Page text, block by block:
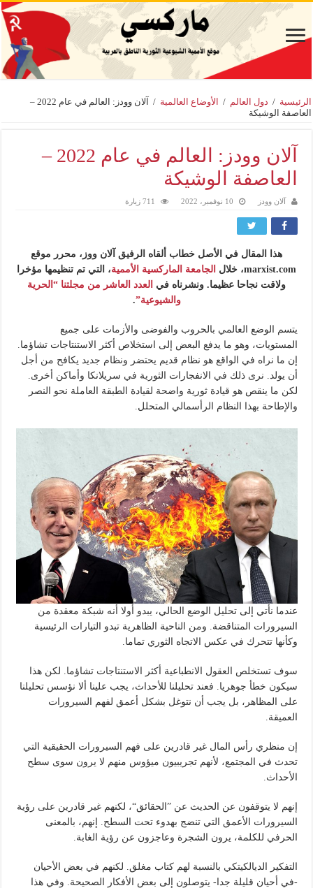
الرئيسية / دول العالم / الأوضاع العالمية /
آلان وودز: العالم في عام 2022 –
العاصفة الوشيكة
آلان وودز: العالم في عام 2022 –
العاصفة الوشيكة
آلان وودز 10 نوفمبر، 2022 711 زيارة
هذا المقال في الأصل خطاب ألقاه الرفيق آلان ووز، محرر موقع
marxist.com، خلال
الجامعة الماركسية الأممية، التي تم تنظيمها مؤخرا
ولاقت نجاحا عظيما. ونشرناه في العدد العاشر من مجلتنا “الحرية
والشيوعية”.
يتسم الوضع العالمي بالحروب والفوضى والأزمات على جميع
المستويات، وهو ما يدفع البعض إلى استخلاص أكثر الاستنتاجات تشاؤما.
إن ما نراه في الواقع هو نظام قديم يحتضر ونظام جديد يكافح من أجل
أن يولد. نرى ذلك في الانفجارات الثورية في سريلانكا وأماكن أخرى.
لكن ما ينقص هو قيادة ثورية واضحة لقيادة الطبقة العاملة نحو النصر
والإطاحة بهذا النظام الرأسمالي المتحلل.
عندما نأتي إلى تحليل الوضع الحالي، يبدو أولا أنه شبكة معقدة من
السيرورات المتناقضة. ومن الناحية الظاهرية تبدو التيارات الرئيسية
وكأنها تتحرك في عكس الاتجاه الثوري تماما.
سوف تستخلص العقول الانطباعية أكثر الاستنتاجات تشاؤما. لكن هذا
سيكون خطأ جوهريا. فعند تحليلنا للأحداث، يجب علينا ألا نؤسس تحليلنا
على المظاهر، بل يجب أن نتوغل بشكل أعمق لفهم السيرورات
العميقة.
إن منظري رأس المال غير قادرين على فهم السيرورات الحقيقية التي
تحدث في المجتمع، لأنهم تجريبيون ميؤوس منهم لا يرون سوى سطح
الأحداث.
إنهم لا يتوقفون عن الحديث عن ”الحقائق“، لكنهم غير قادرين على رؤية
السيرورات الأعمق التي تنضج بهدوء تحت السطح. إنهم، بالمعنى
الحرفي للكلمة، يرون الشجرة وعاجزون عن رؤية الغابة.
التفكير الديالكيتكي بالنسبة لهم كتاب مغلق. لكنهم في بعض الأحيان
-في أحيان قليلة جدا- يتوصلون إلى بعض الأفكار الصحيحة. وفي هذا